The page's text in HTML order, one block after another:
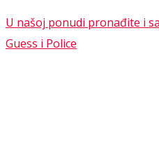
U našoj ponudi pronađite i
Guess i Police